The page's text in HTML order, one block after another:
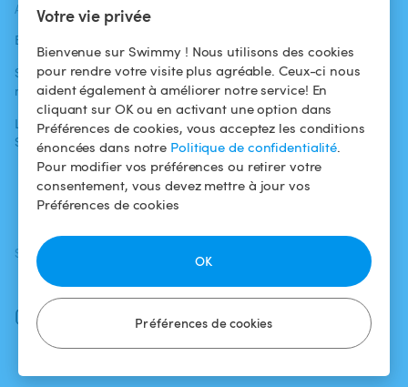
Votre vie privée
Bienvenue sur Swimmy ! Nous utilisons des cookies
pour rendre votre visite plus agréable. Ceux-ci nous
aident également à améliorer notre service! En
cliquant sur OK ou en activant une option dans
Préférences de cookies, vous acceptez les conditions
énoncées dans notre Politique de confidentialité.
Pour modifier vos préférences ou retirer votre
consentement, vous devez mettre à jour vos
Préférences de cookies
Préférences de cookies
OK
ACTUALITÉS
Blog
Swimmy dans les
médias
L'aventure
Swimmy
baigneurs
Pour les
propriétaires
Louer ma piscine
Comment ça
marche ?
Conditions
d'utilisation
Politique de
confidentialité
Mentions légales
SUIVEZ-NOUS
Facebook
Instagram